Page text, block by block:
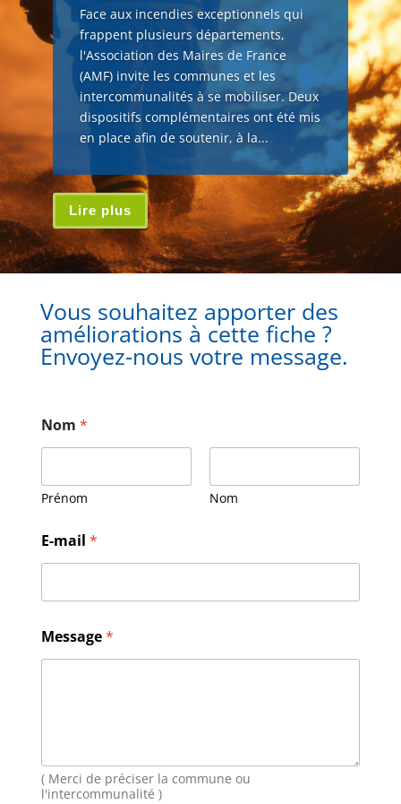
Face aux incendies exceptionnels qui
frappent plusieurs départements,
l'Association des Maires de France
(AMF) invite les communes et les
intercommunalités à se mobiliser. Deux
dispositifs complémentaires ont été mis
en place afin de soutenir, à la...
Lire plus
Vous souhaitez apporter des
améliorations à cette fiche ?
Envoyez-nous votre message.
Nom *
Prénom Nom
-
m
i
N
o
m
g
e
E-mail *
Message*
( Merci de préciser la commune ou
l'intercommunalité )